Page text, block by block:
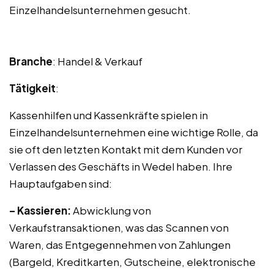
Einzelhandelsunternehmen gesucht.
Branche: Handel & Verkauf
Tätigkeit:
Kassenhilfen und Kassenkräfte spielen in
Einzelhandelsunternehmen eine wichtige Rolle, da
sie oft den letzten Kontakt mit dem Kunden vor
Verlassen des Geschäfts in Wedel haben. Ihre
Hauptaufgaben sind:
– Kassieren:Abwicklung von
Verkaufstransaktionen, was das Scannen von
Waren, das Entgegennehmen von Zahlungen
(Bargeld, Kreditkarten, Gutscheine, elektronische